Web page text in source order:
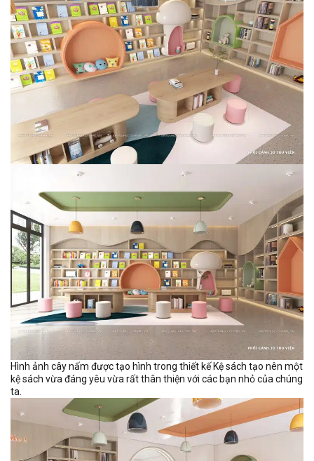
Hình ảnh cây nấm được tạo hình trong thiết kế Kệ sách tạo nên một
kệ sách vừa đáng yêu vừa rất thân thiện với các bạn nhỏ của chúng
ta.